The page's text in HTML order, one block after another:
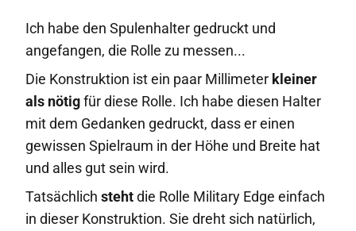
Ich habe den Spulenhalter gedruckt und
angefangen, die Rolle zu messen...
Die Konstruktion ist ein paar Millimeter kleiner
als nötigfür diese Rolle. Ich habe diesen Halter
mit dem Gedanken gedruckt, dass er einen
gewissen Spielraum in der Höhe und Breite hat
und alles gut sein wird.
Tatsächlich stehtdie Rolle Military Edge einfach
in dieser Konstruktion. Sie dreht sich natürlich,